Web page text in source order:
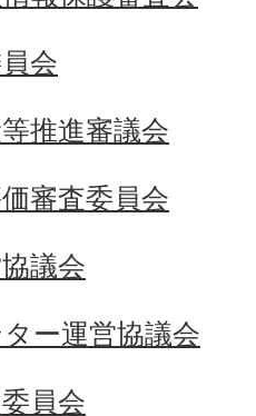
会
推進審議会
審査委員会
議会
ー運営協議会
員会